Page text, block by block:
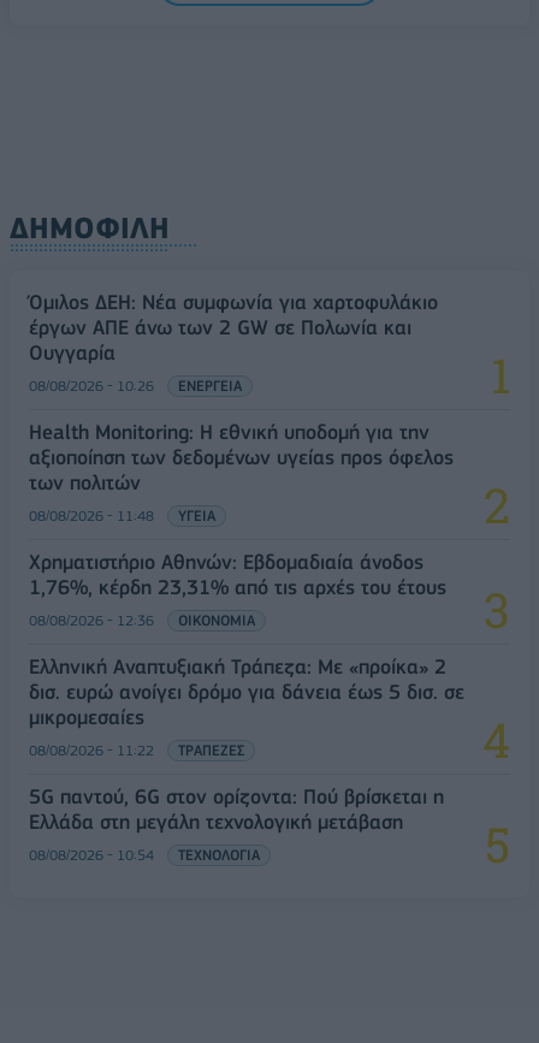
ΔΗΜΟΦΙΛΗ
Όμιλος ΔΕΗ: Νέα συμφωνία για χαρτοφυλάκιο
έργων ΑΠΕ άνω των 2 GW σε Πολωνία και
Ουγγαρία
08/08/2026 - 10:26 ΕΝΕΡΓΕΙΑ
Health Monitoring: Η εθνική υποδομή για την
αξιοποίηση των δεδομένων υγείας προς όφελος
των πολιτών
08/08/2026 - 11:48 ΥΓΕΙΑ
Χρηματιστήριο Αθηνών: Εβδομαδιαία άνοδος
1,76%, κέρδη 23,31% από τις αρχές του έτους
08/08/2026 - 12:36 ΟΙΚΟΝΟΜΙΑ
Ελληνική Αναπτυξιακή Τράπεζα: Με «προίκα» 2
δισ. ευρώ ανοίγει δρόμο για δάνεια έως 5 δισ. σε
μικρομεσαίες
08/08/2026 - 11:22 ΤΡΑΠΕΖΕΣ
5G παντού, 6G στον ορίζοντα: Πού βρίσκεται η
Ελλάδα στη μεγάλη τεχνολογική μετάβαση
08/08/2026 - 10:54 ΤΕΧΝΟΛΟΓΙΑ